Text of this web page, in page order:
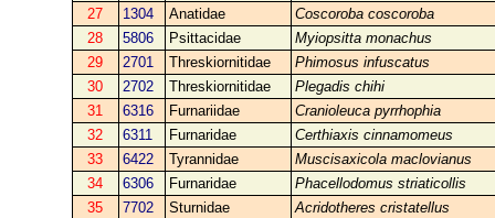
27
1304 Anatidae
Coscoroba coscoroba
28
5806 Psittacidae
Myiopsitta monachus
29
2701 Threskiornitidae
Phimosus infuscatus
30
2702 Threskiornitidae
Plegadis chihi
31
6316 Furnariidae
Cranioleuca pyrrhophia
32
6311 Furnaridae
Certhiaxis cinnamomeus
33
6422 Tyrannidae
Muscisaxicola maclovianus
34
6306 Furnaridae
Phacellodomus striaticollis
35
7702 Sturnidae
Acridotheres cristatellus